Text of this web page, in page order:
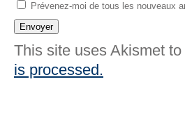
Prévenez-moi de tous les nouveaux
This site uses Akismet
is processed.